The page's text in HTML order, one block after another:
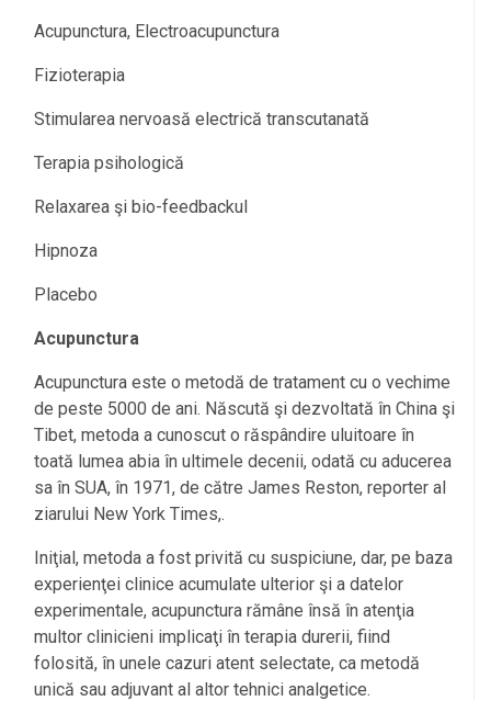
Acupunctura, Electroacupunctura
Fizioterapia
Stimularea nervoasă electrică transcutanată
Terapia psihologică
Relaxarea şi bio-feedbackul
Hipnoza
Placebo
Acupunctura
Acupunctura este o metodă de tratament cu o vechime
de peste 5000 de ani. Născută şi dezvoltată în China şi
Tibet, metoda a cunoscut o răspândire uluitoare în
toată lumea abia în ultimele decenii, odată cu aducerea
sa în SUA, în 1971, de către James Reston, reporter al
ziarului New York Times,.
Iniţial, metoda a fost privită cu suspiciune, dar, pe baza
experienţei clinice acumulate ulterior şi a datelor
experimentale, acupunctura rămâne însă în atenţia
multor clinicieni implicaţi în terapia durerii, fiind
folosită, în unele cazuri atent selectate, ca metodă
unică sau adjuvant al altor tehnici analgetice.